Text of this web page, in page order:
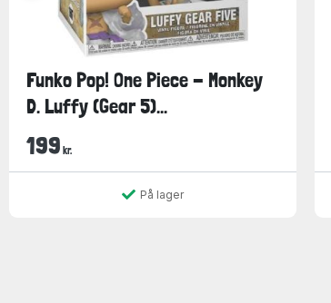
Funko Pop! One Piece - Monkey
D. Luffy (Gear 5)...
199 kr.
På lager